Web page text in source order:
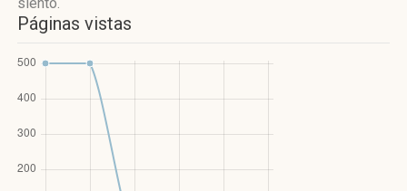
Páginas vistas